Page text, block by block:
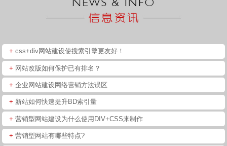
+ css+div网站建设使搜索引擎更友好！
+ 网站改版如何保护已有排名？
+ 企业网站建设网络营销方法误区
+ 新站如何快速提升BD索引量
+ 营销型网站建设为什么使用DIV+CSS来制作
+ 营销型网站有哪些特点?